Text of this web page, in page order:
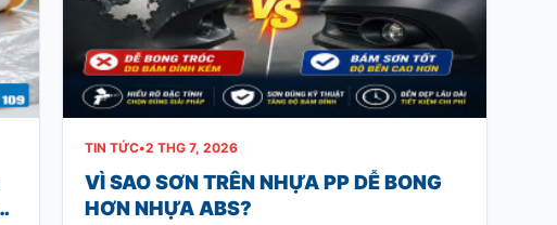
TIN TỨC•2 THG 7, 2026
VÌ SAO SƠN TRÊN NHỰA PP DỄ BONG
HƠN NHỰA ABS?